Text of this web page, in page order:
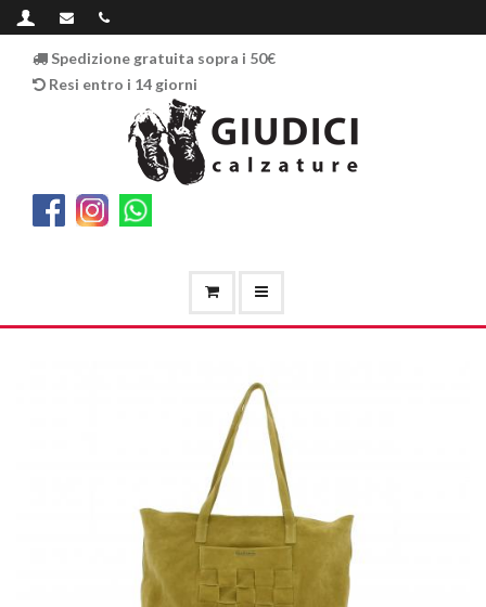
Spedizione gratuita sopra i 50€
Resi entro i 14 giorni